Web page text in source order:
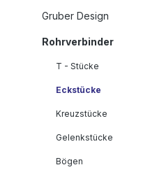
Gruber Design
Rohrverbinder
T - Stücke
Eckstücke
Kreuzstücke
Gelenkstücke
Bögen